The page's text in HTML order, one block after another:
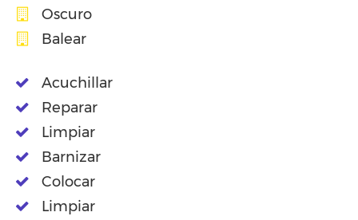
Oscuro
Balear
Acuchillar
Reparar
Limpiar
Barnizar
Colocar
Limpiar